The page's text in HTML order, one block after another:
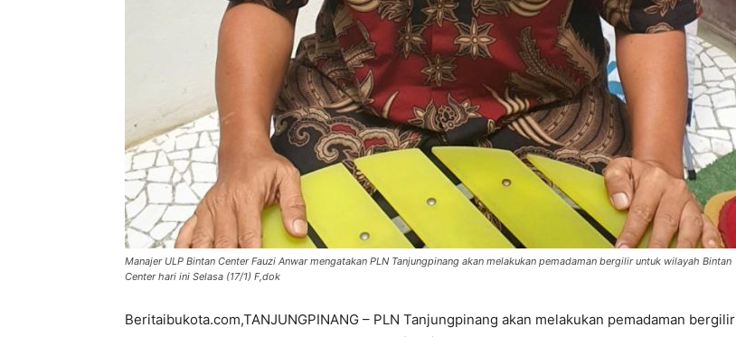
Manajer ULP Bintan Center Fauzi Anwar mengatakan PLN Tanjungpinang akan melakukan pemadaman bergilir untuk wilayah Bintan
Center hari ini Selasa (17/1) F,dok
Beritaibukota.com,TANJUNGPINANG – PLN Tanjungpinang akan melakukan pemadaman bergilir